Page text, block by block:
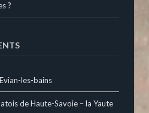
?
les-bains
de Haute-Savoie – la Yaute